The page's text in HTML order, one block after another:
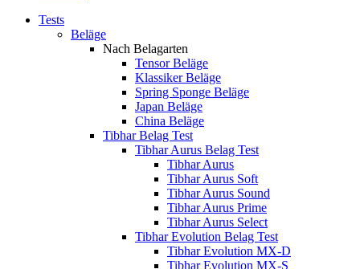
Tests
Beläge
Nach Belagarten
Tensor Beläge
Klassiker Beläge
Spring Sponge Beläge
Japan Beläge
China Beläge
Tibhar Belag Test
Tibhar Aurus Belag Test
Tibhar Aurus
Tibhar Aurus Soft
Tibhar Aurus Sound
Tibhar Aurus Prime
Tibhar Aurus Select
Tibhar Evolution Belag Test
Tibhar Evolution MX-D
Tibhar Evolution MX-S